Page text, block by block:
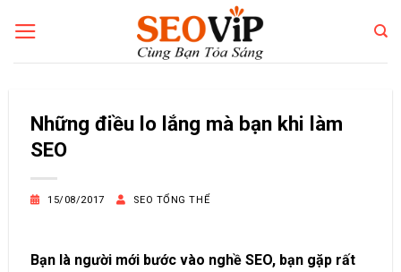
qua
Những điều lo lắng mà bạn khi làm
SEO
15/08/2017 SEO TỔNG THỂ
Bạn là người mới bước vào nghề SEO, bạn gặp rất